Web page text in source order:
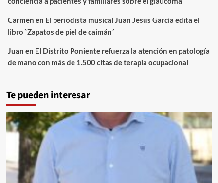
Carmen en El periodista musical Juan Jesús García edita el
libro `Zapatos de piel de caimán´
Juan en El Distrito Poniente refuerza la atención en patología
de mano con más de 1.500 citas de terapia ocupacional
Te pueden interesar